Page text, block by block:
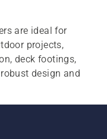
are ideal for
projects,
deck footings,
design and
use.